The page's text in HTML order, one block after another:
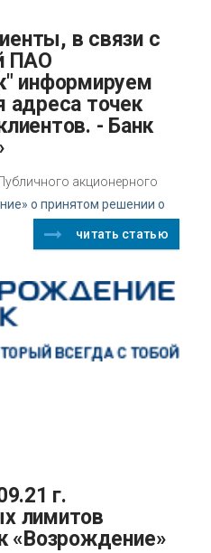
ПАО
информируем
адреса точек
- Банк
акционерного
о принятом решении о
читать статью
лимитов
«Возрождение»